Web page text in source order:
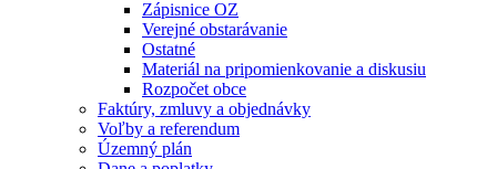
Zápisnice OZ
Verejné obstarávanie
Ostatné
Materiál na pripomienkovanie a diskusiu
Rozpočet obce
Faktúry, zmluvy a objednávky
Voľby a referendum
Územný plán